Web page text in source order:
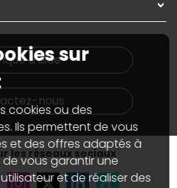
personnalisé
cookies
d'aide
nous
les réseaux sociaux
sur
cookies ou des
Ils permettent de vous
et des offres adaptés à
de vous garantir une
et de réaliser des